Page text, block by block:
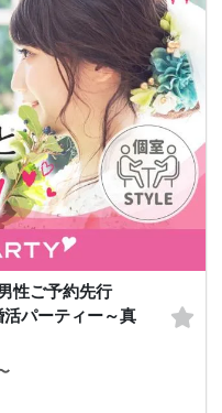
性ご予約先行
パーティー～真